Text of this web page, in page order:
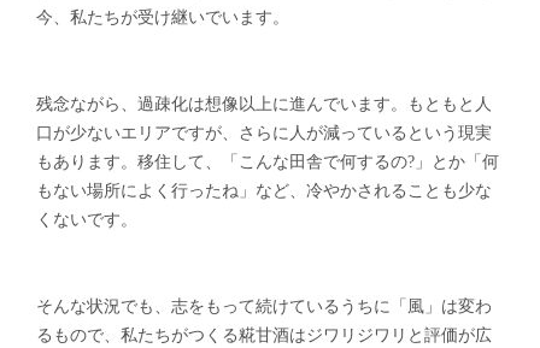
今、私たちが受け継いでいます。
残念ながら、過疎化は想像以上に進んでいます。もともと人
口が少ないエリアですが、さらに人が減っているという現実
もあります。移住して、「こんな田舎で何するの?」とか「何
もない場所によく行ったね」など、冷やかされることも少な
くないです。
そんな状況でも、志をもって続けているうちに「風」は変わ
るもので、私たちがつくる糀甘酒はジワリジワリと評価が広